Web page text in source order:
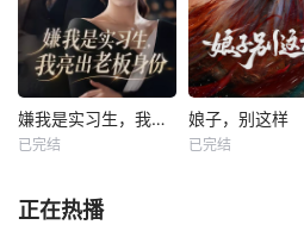
嫌我是实习生，我亮出老板身份
已完结
娘子，别这样
已完结
正在热播